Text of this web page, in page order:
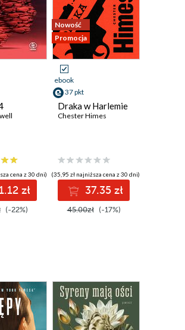
cena z 30 dni)
zł
(-22%)
Nowość
Promocja
ebook
37 pkt
Draka w Harlemie
Chester Himes
(35,95 zł najniższa cena z 30 dni)
37.35 zł
45.00zł (-17%)